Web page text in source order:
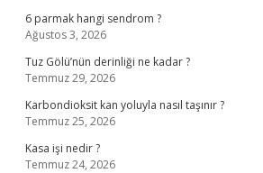
6 parmak hangi sendrom ?
Ağustos 3, 2026
Tuz Gölü’nün derinliği ne kadar ?
Temmuz 29, 2026
Karbondioksit kan yoluyla nasıl taşınır ?
Temmuz 25, 2026
Kasa işi nedir ?
Temmuz 24, 2026